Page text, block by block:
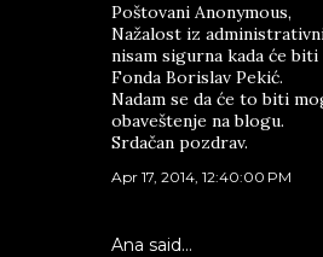
Poštovani Anonymous,
Nažalost iz
nisam sigurna kada će
Fonda Borislav Pekić.
Nadam se da će to biti
obaveštenje na blogu.
Srdačan pozdrav.
Apr 17, 2014, 12:40:00 PM
Ana said…